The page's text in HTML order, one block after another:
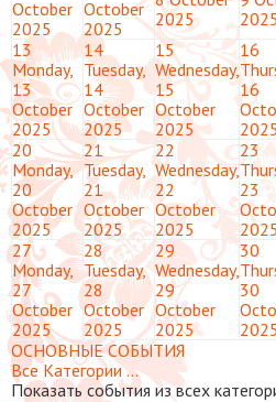
October
2025
October
2025
2025
2025
13
Monday,
13
October
2025
14
Tuesday,
14
October
2025
15
Wednesday,
15
October
2025
16
16
2025
20
Monday,
20
October
2025
21
Tuesday,
21
October
2025
22
Wednesday,
22
October
2025
23
23
2025
27
Monday,
27
October
2025
28
Tuesday,
28
October
2025
29
Wednesday,
29
October
2025
30
30
2025
ОСНОВНЫЕ СОБЫТИЯ
Все Категории ...
Показать события из всех